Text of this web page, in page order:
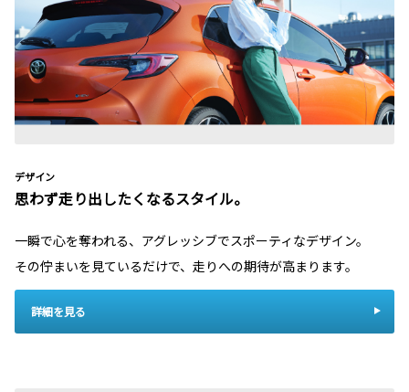
デザイン
思わず走り出したくなるスタイル。
一瞬で心を奪われる、アグレッシブでスポーティなデザイン。
その佇まいを見ているだけで、走りへの期待が高まります。
詳細を見る